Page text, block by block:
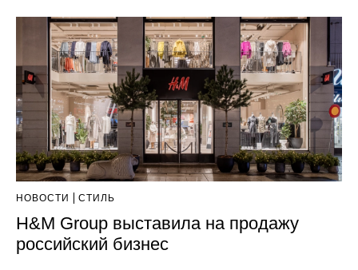
НОВОСТИ СТИЛЬ
H&M Group выставила на продажу
российский бизнес